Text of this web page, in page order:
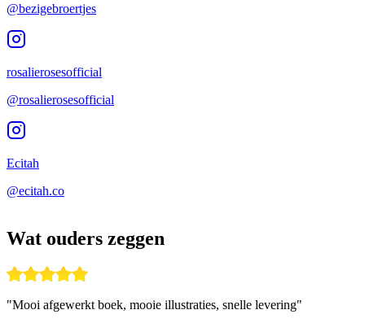
@bezigebroertjes
rosalierosesofficial
@rosalierosesofficial
Ecitah
@ecitah.co
Wat ouders zeggen
"Mooi afgewerkt boek, mooie illustraties, snelle levering"